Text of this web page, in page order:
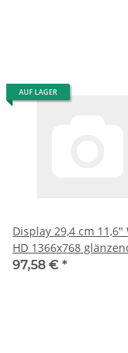
AUF LAGER
Display 29,4 cm 11,6"
HD 1366x768
97,58 € *